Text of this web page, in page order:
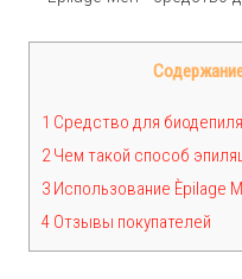
1 Средство для
2 Чем такой способ
3 Использование Èpilage
4 Отзывы покупателей